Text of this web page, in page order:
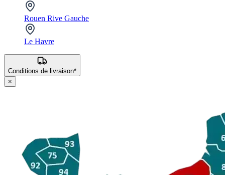
Rouen Rive Gauche
Le Havre
Conditions de livraison*
×